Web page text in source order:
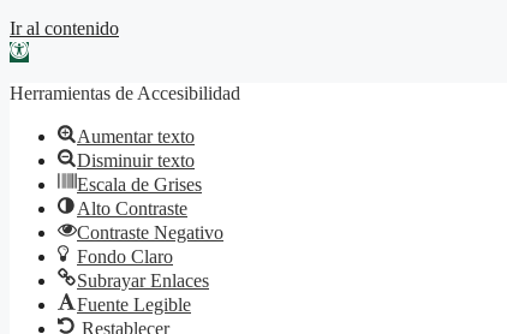
Ir al contenido
Abrir barra de herramientas
Herramientas de Accesibilidad
Aumentar texto
Disminuir texto
Escala de Grises
Alto Contraste
Contraste Negativo
Fondo Claro
Subrayar Enlaces
Fuente Legible
Restablecer